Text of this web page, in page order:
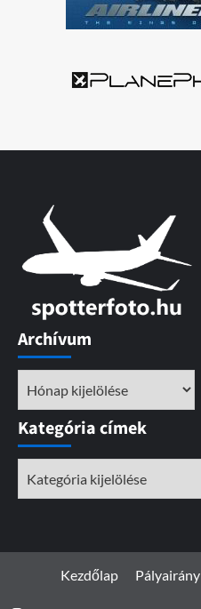
Archívum
Kategória címek
Kezdőlap Pályairány